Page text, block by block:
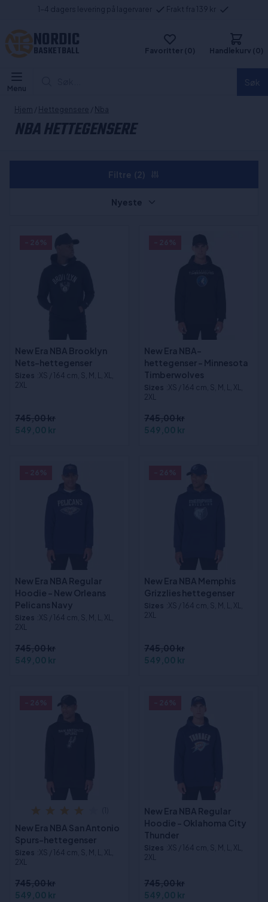
1-4 dagers levering på lagervarer Frakt fra 139 kr
NORDIC
BASKETBALL Favoritter (0) Handlekurv (0)
Menu
Hjem / Hettegensere / Nba
NBA HETTEGENSERE
New Era NBA Brooklyn
Nets-hettegenser
Sizes :XS / 164 cm, S, M, L, XL,
2XL
745,00 kr
549,00 kr
New Era NBA-
hettegenser - Minnesota
Timberwolves
Sizes :XS / 164 cm, S, M, L, XL,
2XL
745,00 kr
549,00 kr
New Era NBA Regular
Hoodie - New Orleans
Pelicans Navy
Sizes :XS / 164 cm, S, M, L, XL,
2XL
745,00 kr
549,00 kr
New Era NBA Memphis
Grizzlies hettegenser
Sizes :XS / 164 cm, S, M, L, XL,
2XL
745,00 kr
549,00 kr
New Era NBA San Antonio
Spurs-hettegenser
Sizes :XS / 164 cm, S, M, L, XL,
2XL
745,00 kr
549,00 kr
New Era NBA Regular
Hoodie - Oklahoma City
Thunder
Sizes :XS / 164 cm, S, M, L, XL,
2XL
745,00 kr
549,00 kr
Nyeste